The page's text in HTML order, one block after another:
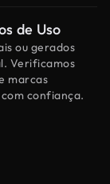
de Uso
ou gerados
Verificamos
marcas
confiança.